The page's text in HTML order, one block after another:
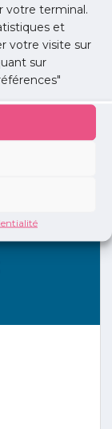
votre terminal.
et
votre visite sur
sur
de
: ce circuit
et à
ne
choix.